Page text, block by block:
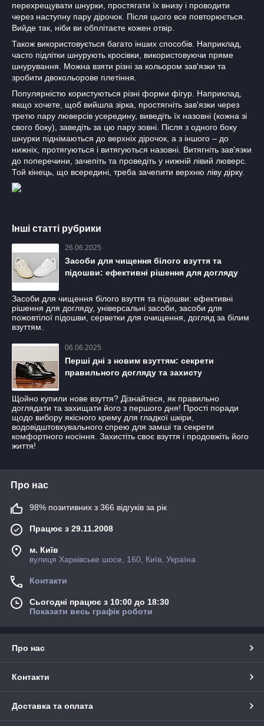
перехрещувати шнурки, простягати їх внизу і проводити
через наступну пару дірочок. Після цього все повторюється.
Вийде так, ніби ви обплітаєте кожен отвір.
Також використовується багато інших способів. Наприклад,
часто підлітки шнурують кросівки, використовуючи пряме
шнурування. Можна взяти різні за кольором зав'язки та
зробити двокольорове плетіння.
Популярністю користуються різні форми фігур. Наприклад,
якщо хочете, щоб вийшла зірка, простягніть зав'язки через
третю пару люверсів усередину, виведіть їх назовні (кожна зі
свого боку), заведіть за цю пару зовні. Після з одного боку
шнурки піднімаються до верхніх дірочок, а з іншого – до
нижніх, протягуються і витягуються назовні. Витягніть зав'язки
до поперечини, зачепіть та проведіть у нижній лівий люверс.
Той кінець, що всередині, треба зачепити верхню ліву дірку.
Інші статті рубрики
26.06.2025
Засоби для чищення білого взуття та
підошви: ефективні рішення для догляду
Засоби для чищення білого взуття та підошви: ефективні
рішення для догляду, універсальні засоби, засоби для
пожовтілої підошви, серветки для очищення, догляд за білим
взуттям.
06.06.2025
Перші дні з новим взуттям: секрети
правильного догляду та захисту
Щойно купили нове взуття? Дізнайтеся, як правильно
доглядати та захищати його з першого дня! Простi поради
щодо вибору якісного крему для гладкої шкіри,
водовідштовхувального спрею для замші та секрети
комфортного носіння. Захистіть своє взуття і продовжіть його
життя!
Про нас
98% позитивних з 366 відгуків за рік
Працює з 29.11.2008
м. Київ
вулиця Харківське шосе, 160, Київ, Україна
Контакти
Сьогодні працює з 10:00 до 18:30
Показати весь графік роботи
Про нас
Контакти
Доставка та оплата